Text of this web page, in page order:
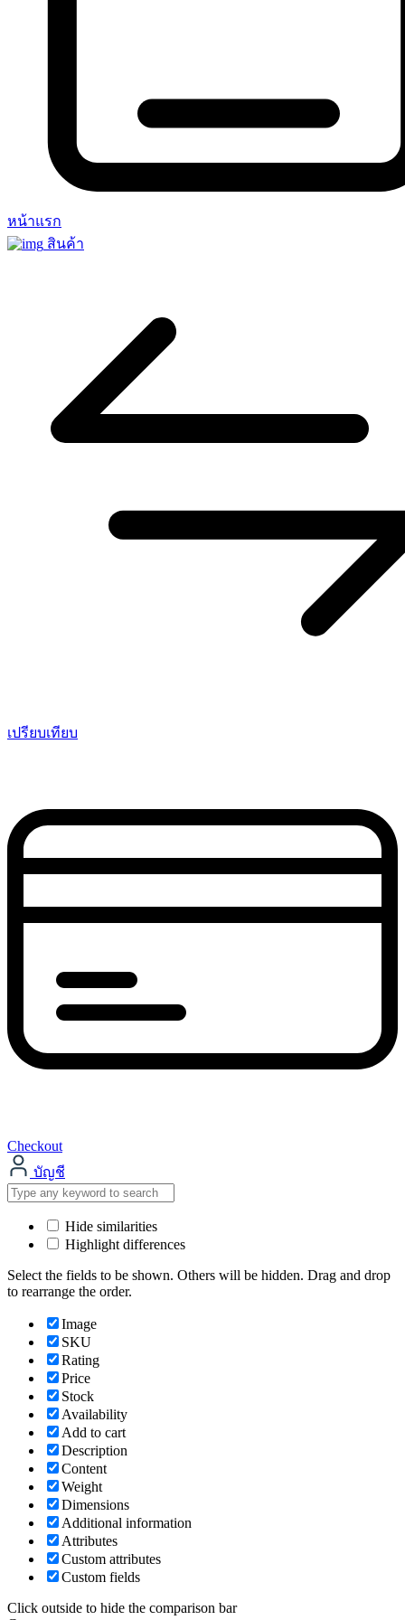
หน้าแรก
สินค้า
เปรียบเทียบ
Checkout
บัญชี
Hide similarities
Highlight differences
Select the fields to be shown. Others will be hidden. Drag and drop
to rearrange the order.
Image
SKU
Rating
Price
Stock
Availability
Add to cart
Description
Content
Weight
Dimensions
Additional information
Attributes
Custom attributes
Custom fields
Click outside to hide the comparison bar